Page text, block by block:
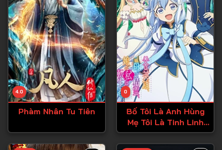
Tập 31
Tập 32
Tập 33
Tập 34
Tập 35
Tập 36
Tập 39
4.0
Phàm Nhân Tu Tiên
0
Bố Tôi Là Anh Hùng
Mẹ Tôi Là Tinh Linh
Còn Tôi Là Cô Gái
Chuyển Sinh